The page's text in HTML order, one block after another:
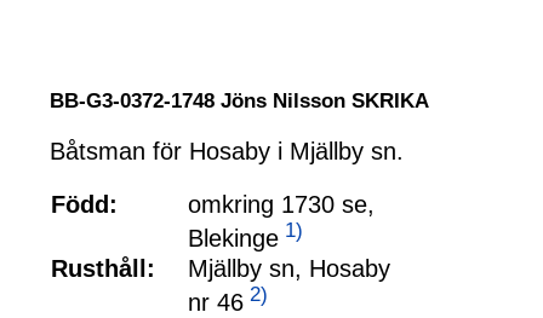
BB-G3-0372-1748 Jöns Nilsson SKRIKA
Båtsman för Hosaby i Mjällby sn.
Född:
omkring 1730 se,
Blekinge 1)
Rusthåll:
Mjällby sn, Hosaby
nr 46 2)